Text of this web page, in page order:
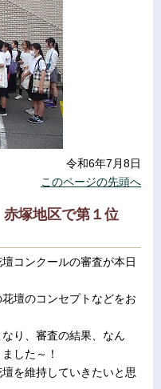
令和6年7月8日
このページの先頭へ
塚地区で第１位
コンクールの審査が本日
壇のコンセプトなどをお
り、審査の結果、なん
した～！
を維持していきたいと思